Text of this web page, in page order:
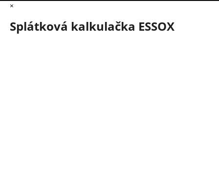
×
Splátková kalkulačka ESSOX